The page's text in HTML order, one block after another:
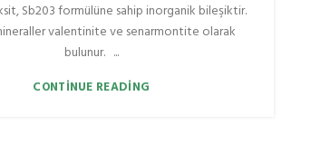
Sb203 formülüne sahip inorganik bileşiktir.
valentinite ve senarmontite olarak
bulunur. ...
CONTINUE READING